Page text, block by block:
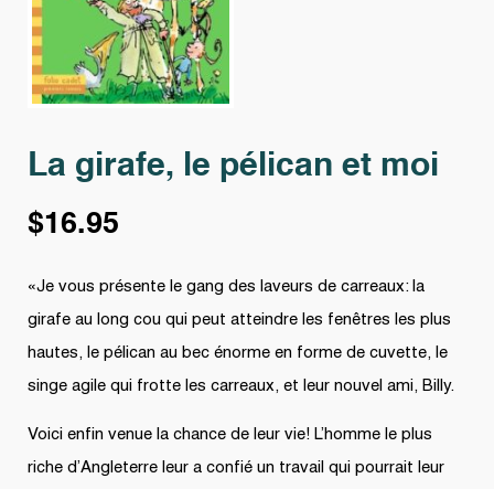
La girafe, le pélican et moi
$16.95
«Je vous présente le gang des laveurs de carreaux: la
girafe au long cou qui peut atteindre les fenêtres les plus
hautes, le pélican au bec énorme en forme de cuvette, le
singe agile qui frotte les carreaux, et leur nouvel ami, Billy.
Voici enfin venue la chance de leur vie! L’homme le plus
riche d’Angleterre leur a confié un travail qui pourrait leur